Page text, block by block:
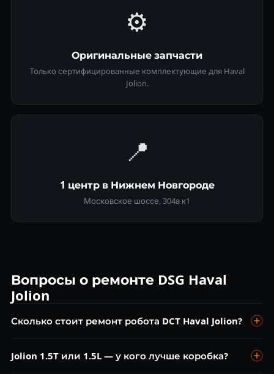
⚙️
Оригинальные запчасти
Только сертифицированные комплектующие для Haval
Jolion.
📍
1 центр в Нижнем Новгороде
Московское шоссе, 304а к1
Вопросы о ремонте DSG Haval
Jolion
Сколько стоит ремонт робота DCT Haval Jolion?
Замена масла 7DCT450 от 5 000 ₽. Ремонт мехатроника от
Jolion 1.5T или 1.5L — у кого лучше коробка?